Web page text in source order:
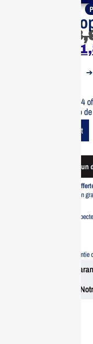
DELL
➔
Le DELL Laptop Pro 14
écran 14” et ses 16 Go
Add To Cart
Demander
Livraison standard
Profitez d’une livraison
Tous nos produits
Bénéficiez d’une